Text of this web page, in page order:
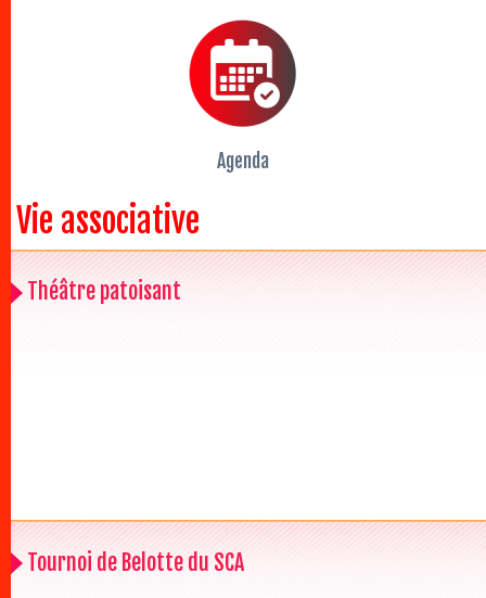
Agenda
Vie associative
Théâtre patoisant
Tournoi de Belotte du SCA